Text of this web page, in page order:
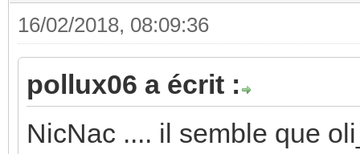
16/02/2018, 08:09:36
pollux06 a écrit :
NicNac .... il semble que